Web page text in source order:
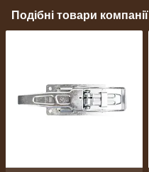
Подібні товари компанії